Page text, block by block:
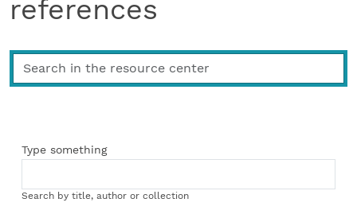
references
Type something
Search by title, author or collection